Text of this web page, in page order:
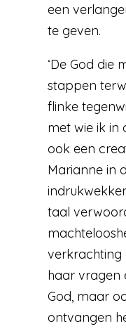
een
te geven.
‘De God die
stappen
flinke
met wie ik in
ook een
Marianne in
taal
verkrachting
haar vragen
God, maar
ontvangen